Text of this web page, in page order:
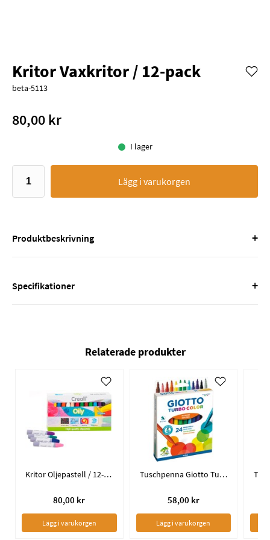
Kritor Vaxkritor / 12-pack
beta-5113
80,00 kr
I lager
Lägg i varukorgen
Produktbeskrivning +
Specifikationer +
Relaterade produkter
Kritor Oljepastell / 12-pack
80,00 kr
Lägg i varukorgen
Tuschpenna Giotto Turbo Color / 24-pack
58,00 kr
Lägg i varukorgen